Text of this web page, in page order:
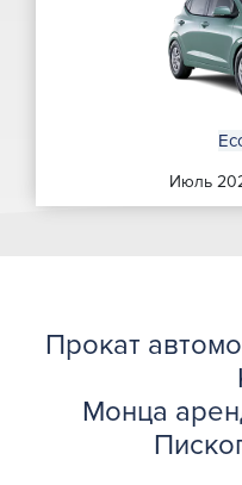
Июль
Прокат
Монца